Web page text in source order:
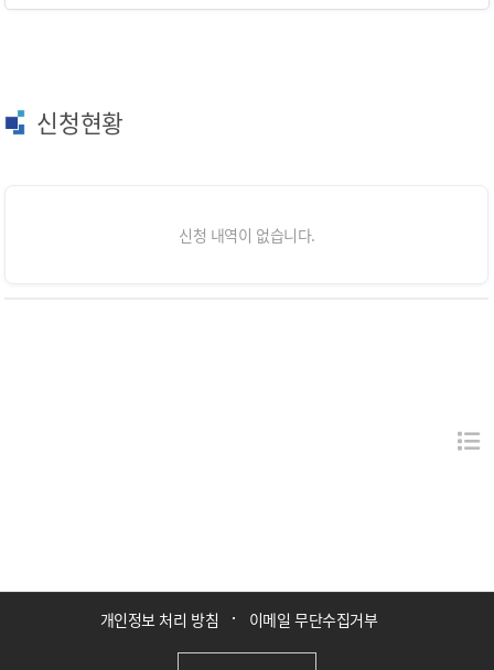
신청현황
신청 내역이 없습니다.
개인정보 처리 방침 이메일 무단수집거부